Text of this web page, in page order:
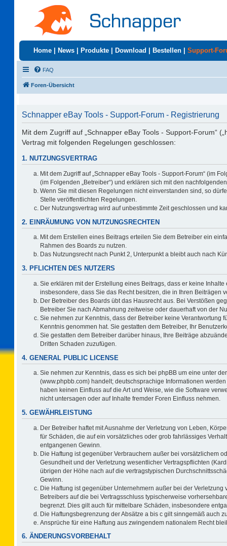
Home News Produkte Download Bestellen Support-
FAQ
Foren-Übersicht
Schnapper eBay Tools - Support-Forum - Registrierung
Mit dem Zugriff auf „Schnapper eBay Tools - Support-Forum“
Vertrag mit folgenden Regelungen geschlossen:
1. NUTZUNGSVERTRAG
Mit dem Zugriff auf „Schnapper eBay Tools - Support-Forum“ (im
(im Folgenden „Betreiber“) und erklären sich mit den
Wenn Sie mit diesen Regelungen nicht einverstanden sind, so
Stelle veröffentlichten Regelungen.
Der Nutzungsvertrag wird auf unbestimmte Zeit geschlossen und
2. EINRÄUMUNG VON NUTZUNGSRECHTEN
Mit dem Erstellen eines Beitrags erteilen Sie dem Betreiber ein
Rahmen des Boards zu nutzen.
Das Nutzungsrecht nach Punkt 2, Unterpunkt a bleibt auch nach
3. PFLICHTEN DES NUTZERS
Sie erklären mit der Erstellung eines Beitrags, dass er keine
insbesondere, dass Sie das Recht besitzen, die in Ihren Beiträgen
Der Betreiber des Boards übt das Hausrecht aus. Bei Verstößen
Betreiber Sie nach Abmahnung zeitweise oder dauerhaft von der
Sie nehmen zur Kenntnis, dass der Betreiber keine Verantwortung
Kenntnis genommen hat. Sie gestatten dem Betreiber, Ihr
Sie gestatten dem Betreiber darüber hinaus, Ihre Beiträge
Dritten Schaden zuzufügen.
4. GENERAL PUBLIC LICENSE
Sie nehmen zur Kenntnis, dass es sich bei phpBB um eine unter der
(www.phpbb.com) handelt; deutschsprachige Informationen
haben keinen Einfluss auf die Art und Weise, wie die Software
nicht untersagen oder auf Inhalte fremder Foren Einfluss nehmen.
5. GEWÄHRLEISTUNG
Der Betreiber haftet mit Ausnahme der Verletzung von Leben,
für Schäden, die auf ein vorsätzliches oder grob fahrlässiges
entgangenen Gewinn.
Die Haftung ist gegenüber Verbrauchern außer bei vorsätzlichem
Gesundheit und der Verletzung wesentlicher Vertragspflichten
übrigen der Höhe nach auf die vertragstypischen
Gewinn.
Die Haftung ist gegenüber Unternehmern außer bei der
Betreibers auf die bei Vertragsschluss typischerweise
begrenzt. Dies gilt auch für mittelbare Schäden, insbesondere
Die Haftungsbegrenzung der Absätze a bis c gilt sinngemäß auch
Ansprüche für eine Haftung aus zwingendem nationalem Recht
6. ÄNDERUNGSVORBEHALT